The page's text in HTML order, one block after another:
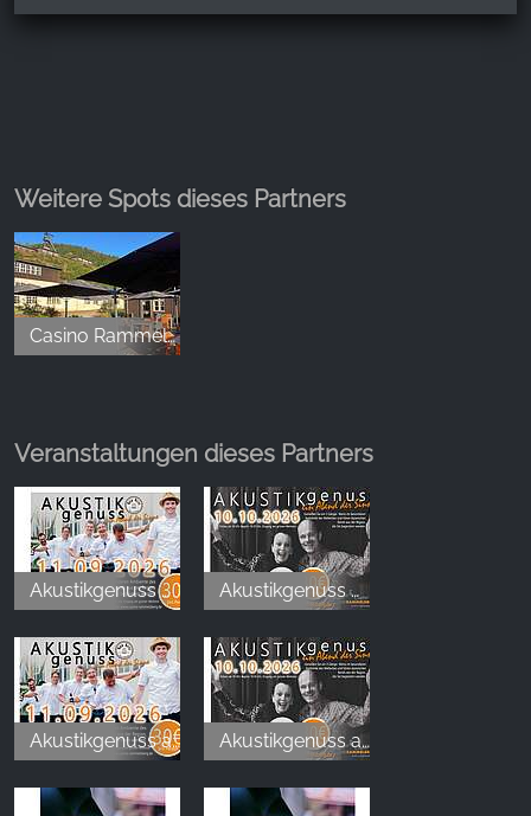
Weitere Spots dieses Partners
Casino Rammelsberg
Veranstaltungen dieses Partners
Akustikgenuss / Ein Abend der Sinne Akustikgenuss / Ein Abend der Sinne
Akustikgenuss am Rammelsberg Akustikgenuss am Rammelsberg